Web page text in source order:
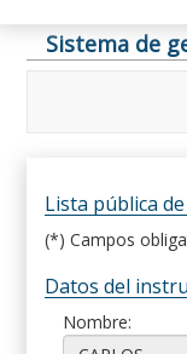
Sistema de
Lista pública
(*) Campos
Datos del
Nombre: